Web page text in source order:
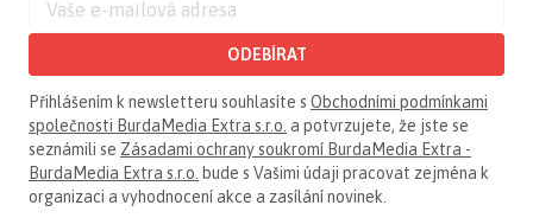
ODEBÍRAT
Přihlášením k newsletteru souhlasíte s Obchodními podmínkami
společnosti BurdaMedia Extra s.r.o. a potvrzujete, že jste se
seznámili se Zásadami ochrany soukromí BurdaMedia Extra -
BurdaMedia Extra s.r.o. bude s Vašimi údaji pracovat zejména k
organizaci a vyhodnocení akce a zasílání novinek.